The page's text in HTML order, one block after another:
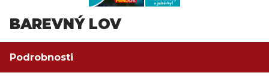
BAREVNÝ LOV
Podrobnosti